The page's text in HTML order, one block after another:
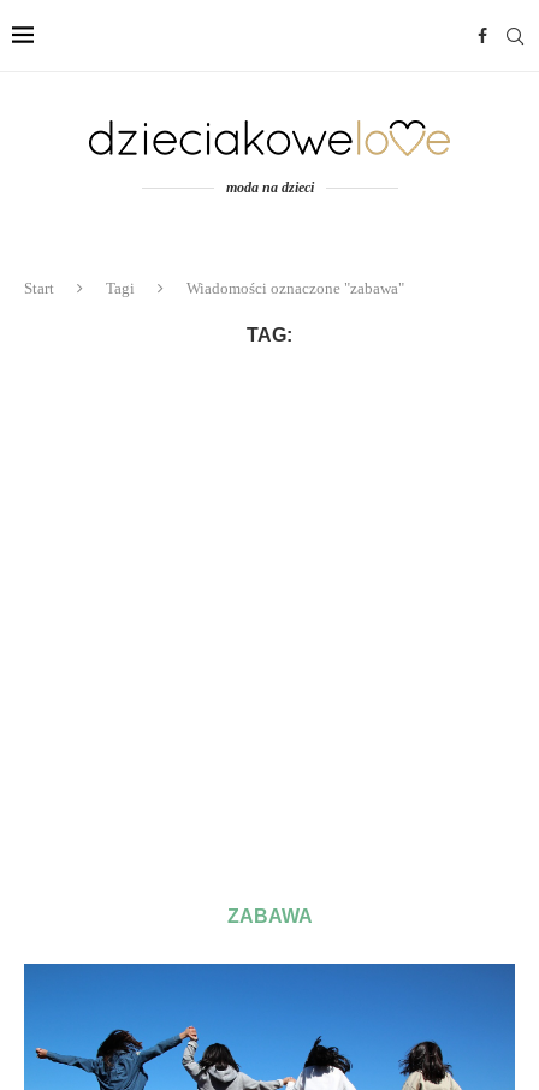
moda na dzieci
Start Tagi Wiadomości oznaczone "zabawa"
TAG:
ZABAWA